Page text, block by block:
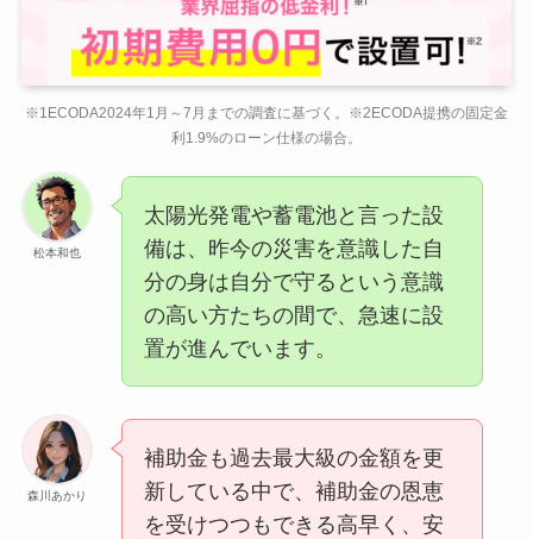
※1ECODA2024年1月～7月までの調査に基づく。※2ECODA提携の固定金
利1.9%のローン仕様の場合。
松本和也
太陽光発電や蓄電池と言った設
備は、昨今の災害を意識した自
分の身は自分で守るという意識
の高い方たちの間で、急速に設
置が進んでいます。
森川あかり
補助金も過去最大級の金額を更
新している中で、補助金の恩恵
を受けつつもできる高早く、安